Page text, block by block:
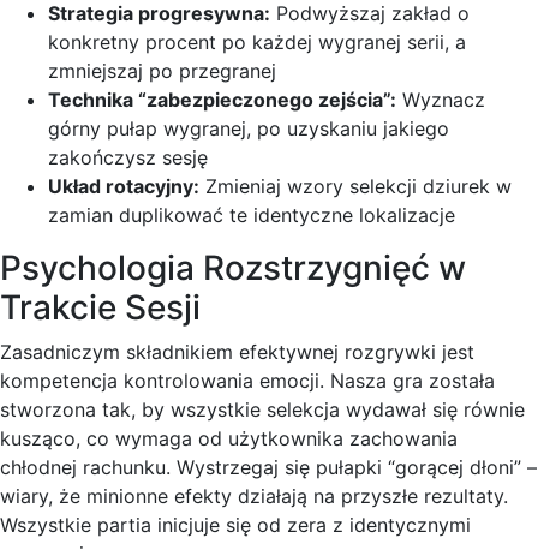
Strategia progresywna: Podwyższaj zakład o
konkretny procent po każdej wygranej serii, a
zmniejszaj po przegranej
Technika “zabezpieczonego zejścia”: Wyznacz
górny pułap wygranej, po uzyskaniu jakiego
zakończysz sesję
Układ rotacyjny: Zmieniaj wzory selekcji dziurek w
zamian duplikować te identyczne lokalizacje
Psychologia Rozstrzygnięć w
Trakcie Sesji
Zasadniczym składnikiem efektywnej rozgrywki jest
kompetencja kontrolowania emocji. Nasza gra została
stworzona tak, by wszystkie selekcja wydawał się równie
kusząco, co wymaga od użytkownika zachowania
chłodnej rachunku. Wystrzegaj się pułapki “gorącej dłoni” –
wiary, że minionne efekty działają na przyszłe rezultaty.
Wszystkie partia inicjuje się od zera z identycznymi